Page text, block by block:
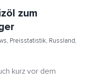
zum
, Preisstatistik, Russland,
kurz vor dem